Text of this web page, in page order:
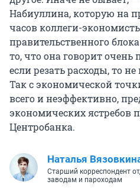
Набиуллина, которую на
часов коллеги-
правительственного
то, что она говорит
если резать расходы, то
Так с экономической
всего и неэффективно,
экономических ястребов
Центробанка.
Наталья
Старший корреспондент
заводам и пароходам